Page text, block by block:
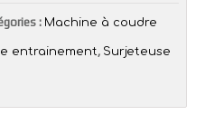
: Machine à coudre
entrainement, Surjeteuse